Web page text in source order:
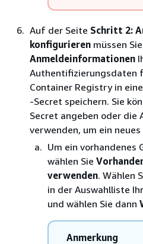
Auf der Seite Schritt 2:
konfigurieren müssen
Anmeldeinformationen
Authentifizierungsdaten
Container Registry in
-Secret speichern. Sie
Secret angeben oder die
verwenden, um ein
Um ein vorhandenes
wählen Sie
verwenden. Wählen
in der Auswahlliste
und wählen Sie dann
Anmerkung